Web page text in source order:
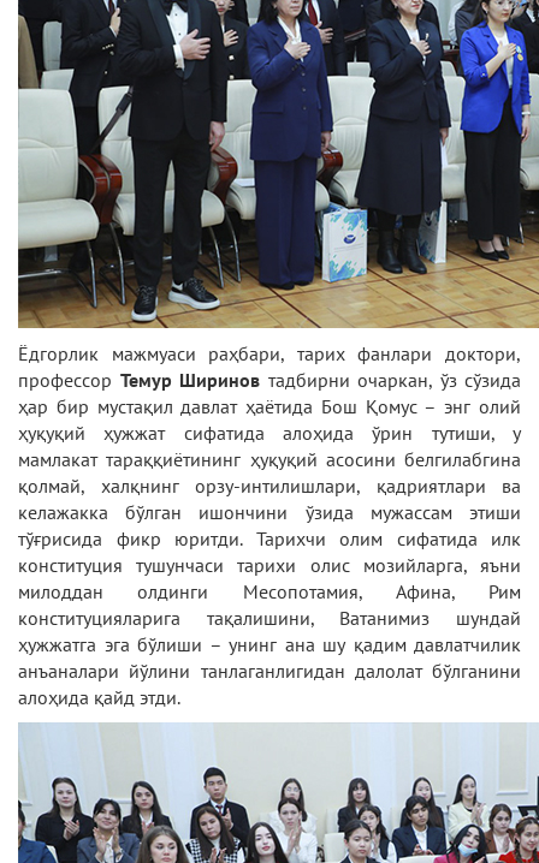
Ёдгорлик мажмуаси раҳбари, тарих фанлари доктори,
профессор Темур Ширинов тадбирни очаркан, ўз сўзида
ҳар бир мустақил давлат ҳаётида Бош Қомус – энг олий
ҳуқуқий ҳужжат сифатида алоҳида ўрин тутиши, у
мамлакат тараққиётининг ҳуқуқий асосини белгилабгина
қолмай, халқнинг орзу-интилишлари, қадриятлари ва
келажакка бўлган ишончини ўзида мужассам этиши
тўғрисида фикр юритди. Тарихчи олим сифатида илк
конституция тушунчаси тарихи олис мозийларга, яъни
милоддан олдинги Месопотамия, Афина, Рим
конституцияларига тақалишини, Ватанимиз шундай
ҳужжатга эга бўлиши – унинг ана шу қадим давлатчилик
анъаналари йўлини танлаганлигидан далолат бўлганини
алоҳида қайд этди.